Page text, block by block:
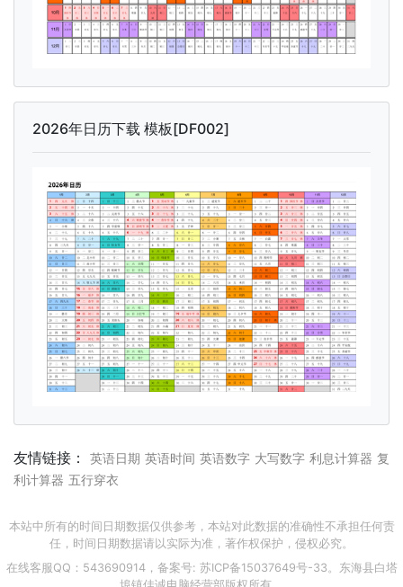
2026年日历下载 模板[DF002]
友情链接： 英语日期 英语时间 英语数字 大写数字 利息计算器 复
利计算器 五行穿衣
本站中所有的时间日期数据仅供参考，本站对此数据的准确性不承担任何责
任，时间日期数据请以实际为准，著作权保护，侵权必究。
在线客服QQ：543690914，备案号: 苏ICP备15037649号-33 。东海县白塔